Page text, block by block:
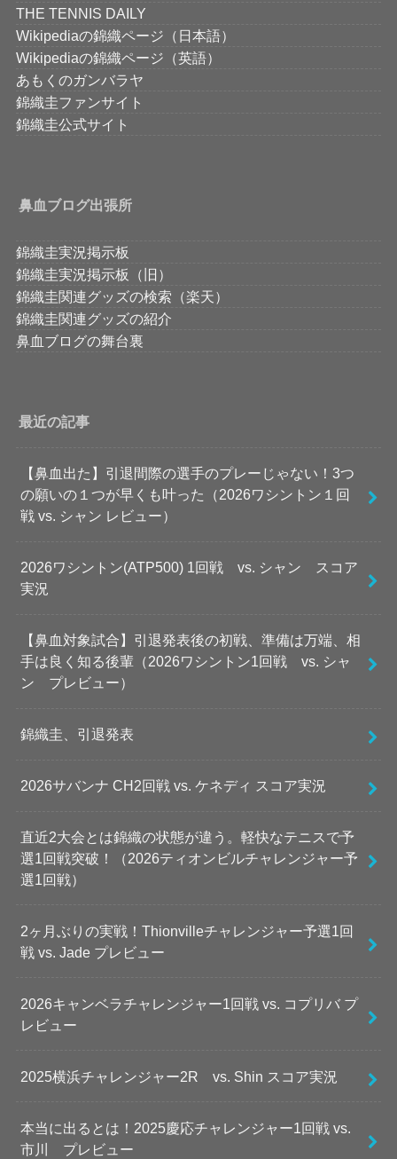
THE TENNIS DAILY
Wikipediaの錦織ページ（日本語）
Wikipediaの錦織ページ（英語）
あもくのガンバラヤ
錦織圭ファンサイト
錦織圭公式サイト
鼻血ブログ出張所
錦織圭実況掲示板
錦織圭実況掲示板（旧）
錦織圭関連グッズの検索（楽天）
錦織圭関連グッズの紹介
鼻血ブログの舞台裏
最近の記事
【鼻血出た】引退間際の選手のプレーじゃない！3つ
の願いの１つが早くも叶った（2026ワシントン１回
戦 vs. シャン レビュー）
2026ワシントン(ATP500) 1回戦 vs. シャン スコア
実況
【鼻血対象試合】引退発表後の初戦、準備は万端、相
手は良く知る後輩（2026ワシントン1回戦 vs. シャ
ン プレビュー）
錦織圭、引退発表
2026サバンナ CH2回戦 vs. ケネディ スコア実況
直近2大会とは錦織の状態が違う。軽快なテニスで予
選1回戦突破！（2026ティオンビルチャレンジャー予
選1回戦）
2ヶ月ぶりの実戦！Thionvilleチャレンジャー予選1回
戦 vs. Jade プレビュー
2026キャンベラチャレンジャー1回戦 vs. コプリバ プ
レビュー
2025横浜チャレンジャー2R vs. Shin スコア実況
本当に出るとは！2025慶応チャレンジャー1回戦 vs.
市川 プレビュー